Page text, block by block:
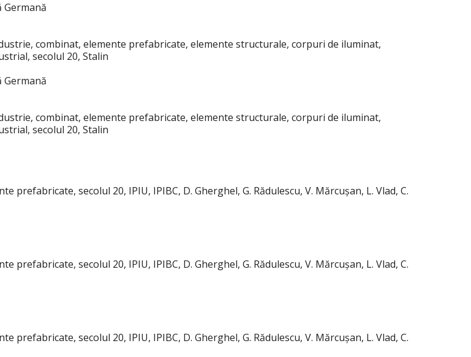
Germană
combinat, elemente prefabricate, elemente structurale, corpuri de iluminat,
secolul 20, Stalin
Germană
combinat, elemente prefabricate, elemente structurale, corpuri de iluminat,
secolul 20, Stalin
secolul 20, IPIU, IPIBC, D. Gherghel, G. Rădulescu, V. Mărcușan, L. Vlad, C.
secolul 20, IPIU, IPIBC, D. Gherghel, G. Rădulescu, V. Mărcușan, L. Vlad, C.
secolul 20, IPIU, IPIBC, D. Gherghel, G. Rădulescu, V. Mărcușan, L. Vlad, C.